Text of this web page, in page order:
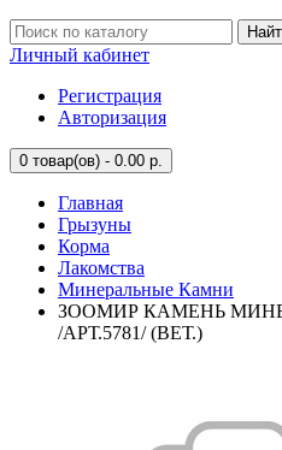
Личный кабинет
Регистрация
Авторизация
0 товар(ов) - 0.00 р.
Главная
Грызуны
Корма
Лакомства
Минеральные Камни
ЗООМИР КАМЕНЬ
/АРТ.5781/ (ВЕТ.)